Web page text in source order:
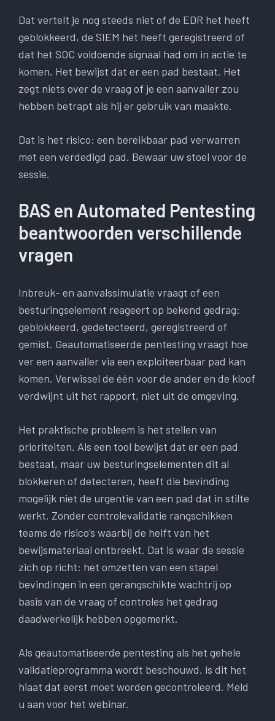
Dat vertelt je nog steeds niet of de EDR het heeft
geblokkeerd, de SIEM het heeft geregistreerd of
dat het SOC voldoende signaal had om in actie te
komen. Het bewijst dat er een pad bestaat. Het
zegt niets over de vraag of je een aanvaller zou
hebben betrapt als hij er gebruik van maakte.
Dat is het risico: een bereikbaar pad verwarren
met een verdedigd pad. Bewaar uw stoel voor de
sessie.
BAS en Automated Pentesting
beantwoorden verschillende
vragen
Inbreuk- en aanvalssimulatie vraagt ​​of een
besturingselement reageert op bekend gedrag:
geblokkeerd, gedetecteerd, geregistreerd of
gemist. Geautomatiseerde pentesting vraagt ​​hoe
ver een aanvaller via een exploiteerbaar pad kan
komen. Verwissel de één voor de ander en de kloof
verdwijnt uit het rapport, niet uit de omgeving.
Het praktische probleem is het stellen van
prioriteiten. Als een tool bewijst dat er een pad
bestaat, maar uw besturingselementen dit al
blokkeren of detecteren, heeft die bevinding
mogelijk niet de urgentie van een pad dat in stilte
werkt. Zonder controlevalidatie rangschikken
teams de risico’s waarbij de helft van het
bewijsmateriaal ontbreekt. Dat is waar de sessie
zich op richt: het omzetten van een stapel
bevindingen in een gerangschikte wachtrij op
basis van de vraag of controles het gedrag
daadwerkelijk hebben opgemerkt.
Als geautomatiseerde pentesting als het gehele
validatieprogramma wordt beschouwd, is dit het
hiaat dat eerst moet worden gecontroleerd. Meld
u aan voor het webinar.